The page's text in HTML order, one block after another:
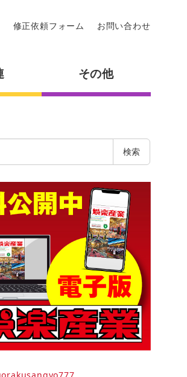
修正依頼フォーム お問い合わせ
その他
検索